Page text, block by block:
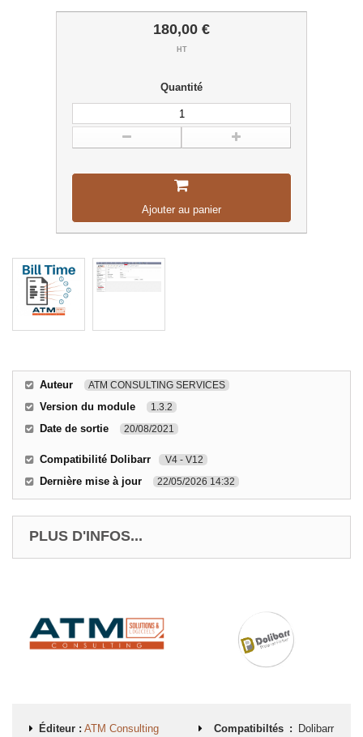
180,00 €
HT
Quantité
Ajouter au panier
Auteur ATM CONSULTING SERVICES
Version du module 1.3.2
Date de sortie 20/08/2021
Compatibilité Dolibarr V4 - V12
Dernière mise à jour 22/05/2026 14:32
PLUS D'INFOS...
Éditeur : ATM Consulting
Compatibiltés : Dolibarr